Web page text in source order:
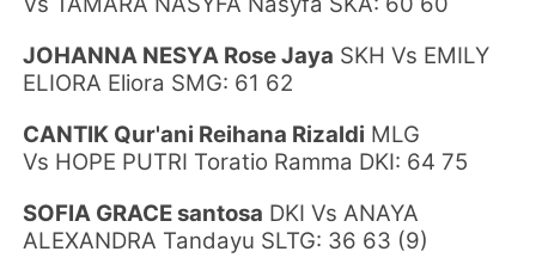
JOHANNA NESYA Rose Jaya SKH Vs EMILY
ELIORA Eliora SMG: 61 62
CANTIK Qur'ani Reihana Rizaldi MLG
Vs HOPE PUTRI Toratio Ramma DKI: 64 75
SOFIA GRACE santosa DKI Vs ANAYA
ALEXANDRA Tandayu SLTG: 36 63 (9)